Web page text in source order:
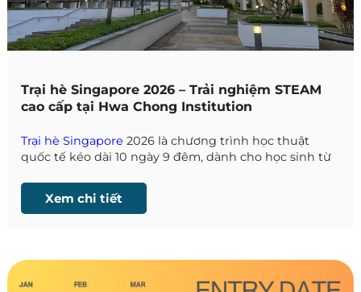
Trại hè Singapore 2026 – Trải nghiệm STEAM
cao cấp tại Hwa Chong Institution
Trại hè Singapore 2026 là chương trình học thuật
quốc tế kéo dài 10 ngày 9 đêm, dành cho học sinh từ
triển tư duy toàn diện.
Xem chi tiết